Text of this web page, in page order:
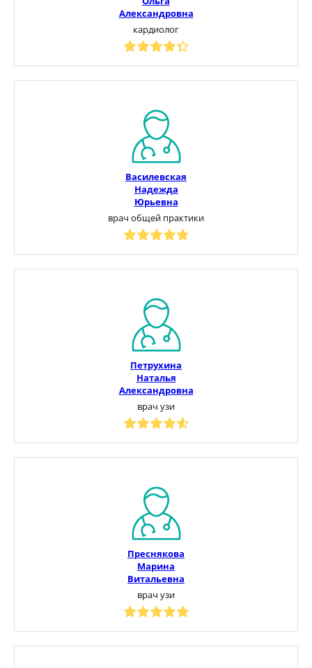
Александровна
кардиолог
Василевская
Надежда
Юрьевна
врач общей практики
Петрухина
Наталья
Александровна
врач узи
Преснякова
Марина
Витальевна
врач узи